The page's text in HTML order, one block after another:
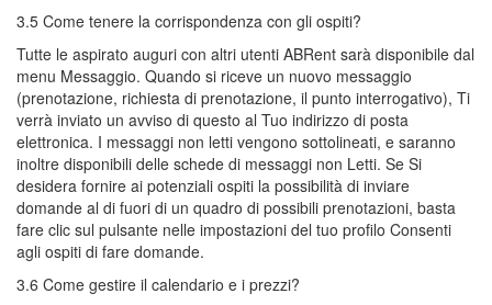
3.5 Come tenere la corrispondenza con gli ospiti?
Tutte le aspirato auguri con altri utenti ABRent sarà disponibile dal
menu Messaggio. Quando si riceve un nuovo messaggio
(prenotazione, richiesta di prenotazione, il punto interrogativo), Ti
verrà inviato un avviso di questo al Tuo indirizzo di posta
elettronica. I messaggi non letti vengono sottolineati, e saranno
inoltre disponibili delle schede di messaggi non Letti. Se Si
desidera fornire ai potenziali ospiti la possibilità di inviare
domande al di fuori di un quadro di possibili prenotazioni, basta
fare clic sul pulsante nelle impostazioni del tuo profilo Consenti
agli ospiti di fare domande.
3.6 Come gestire il calendario e i prezzi?